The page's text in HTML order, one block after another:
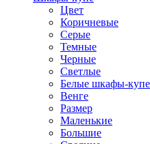
Цвет
Коричневые
Серые
Темные
Черные
Светлые
Белые шкафы-купе
Венге
Размер
Маленькие
Большие